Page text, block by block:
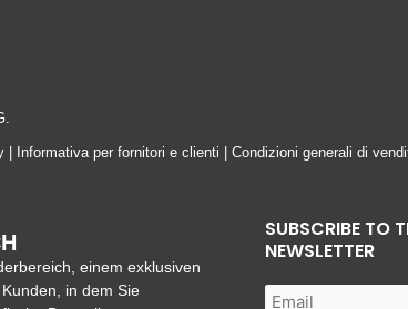
| Informativa per fornitori e clienti Condizioni generali di
einem exklusiven
in dem Sie
SUBSCRIBE TO
NEWSLETTER